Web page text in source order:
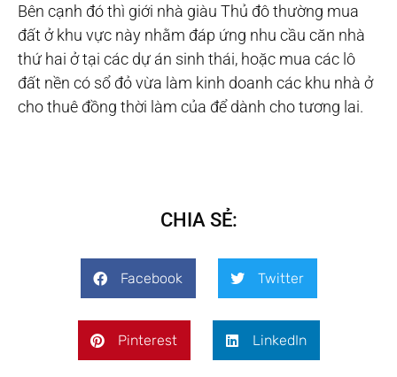
Bên cạnh đó thì giới nhà giàu Thủ đô thường mua
đất ở khu vực này nhằm đáp ứng nhu cầu căn nhà
thứ hai ở tại các dự án sinh thái, hoặc mua các lô
đất nền có sổ đỏ vừa làm kinh doanh các khu nhà ở
cho thuê đồng thời làm của để dành cho tương lai.
CHIA SẺ:
Facebook Twitter
Pinterest LinkedIn